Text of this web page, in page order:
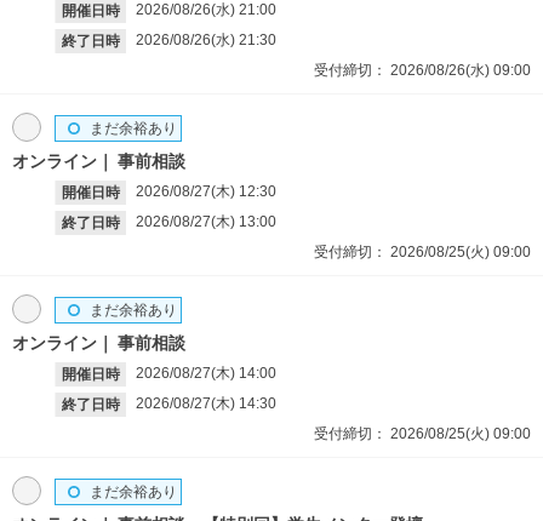
開催日時 2026/08/26(水) 21:00
終了日時
2026/08/26(水) 21:30
受付締切： 2026/08/26(水) 09:00
オンライン 事前相談
開催日時 2026/08/27(木) 12:30
終了日時
2026/08/27(木) 13:00
まだ余裕あり
受付締切： 2026/08/25(火) 09:00
オンライン 事前相談
開催日時 2026/08/27(木) 14:00
終了日時
2026/08/27(木) 14:30
まだ余裕あり
受付締切： 2026/08/25(火) 09:00
まだ余裕あり